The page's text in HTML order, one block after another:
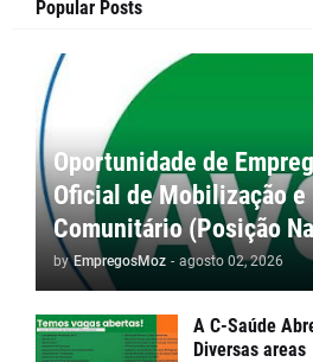
Popular Posts
Oportunidade de
Oficial de Mobilização e
Comunitário (Posição
by EmpregosMoz - agosto 02, 2026
A C-Saúde
Diversas areas